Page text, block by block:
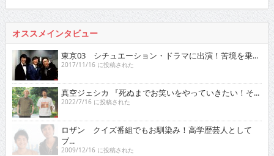
オススメインタビュー
東京03 シチュエーション・ドラマに出演！苦境を乗...
2017/11/16 に投稿された
真空ジェシカ 『死ぬまでお笑いをやっていきたい！そ...
2022/7/16 に投稿された
ロザン クイズ番組でもお馴染み！高学歴芸人として
ブ...
2009/12/16 に投稿された